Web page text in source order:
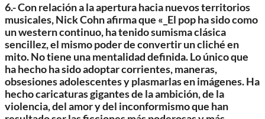
6.- Con relación a la apertura hacia nuevos territorios
musicales, NickCohn afirma que «_El pop ha sido como
un western continuo, ha tenido sumisma clásica
sencillez, el mismo poder de convertir un cliché en
mito. No tiene una mentalidad definida. Lo único que
ha hecho ha sidoadoptar corrientes, maneras,
obsesiones adolescentes y plasmarlas enimágenes. Ha
hecho caricaturas gigantes de la ambición, de la
violencia, del amor y del inconformismo que han